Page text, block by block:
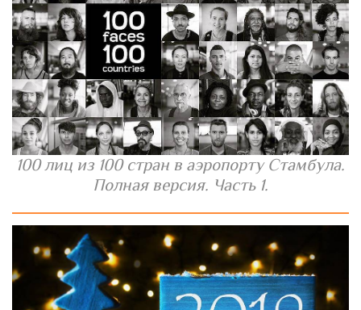
100 лиц из 100 стран в аэропорту Стамбула.
Полная версия. Часть 1.